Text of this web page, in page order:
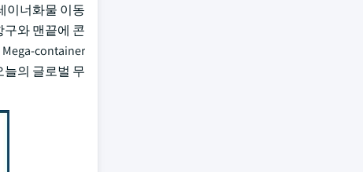
이너화물 이동
와 맨끝에 콘
container
의 글로벌 무